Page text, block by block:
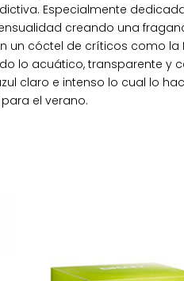
Especialmente
creando una
un cóctel de críticos como
lo acuático, transparente y
claro e intenso lo cual lo
el verano.